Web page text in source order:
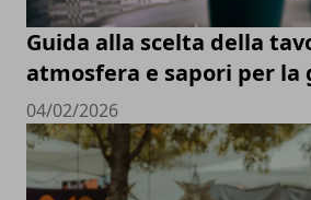
Guida alla scelta della
atmosfera e sapori per la
04/02/2026